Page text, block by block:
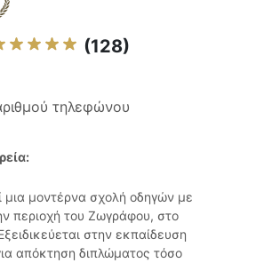
(128)
τηλεφώνου
μια μοντέρνα σχολή οδηγών με
περιοχή του Ζωγράφου, στο
στην εκπαίδευση
απόκτηση διπλώματος τόσο